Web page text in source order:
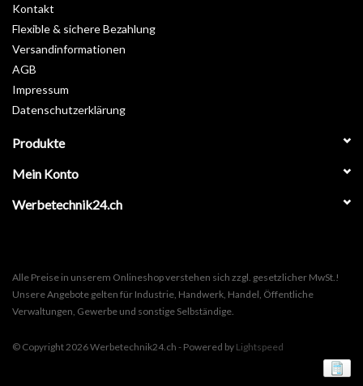
Kontakt
Flexible & sichere Bezahlung
Versandinformationen
AGB
Impressum
Datenschutzerklärung
Produkte
Mein Konto
Werbetechnik24.ch
Alle Preise in unserem Onlineshop verstehen sich zzgl. gesetzlicher MwSt.!
Unsere Angebote gelten für Industrie, Handwerk, Handel, Öffentliche
Verwaltungen, Gewerbe und sonstige Selbständige.
© Copyright 2026 Werbetechnik24.ch - Powered by Lightspeed